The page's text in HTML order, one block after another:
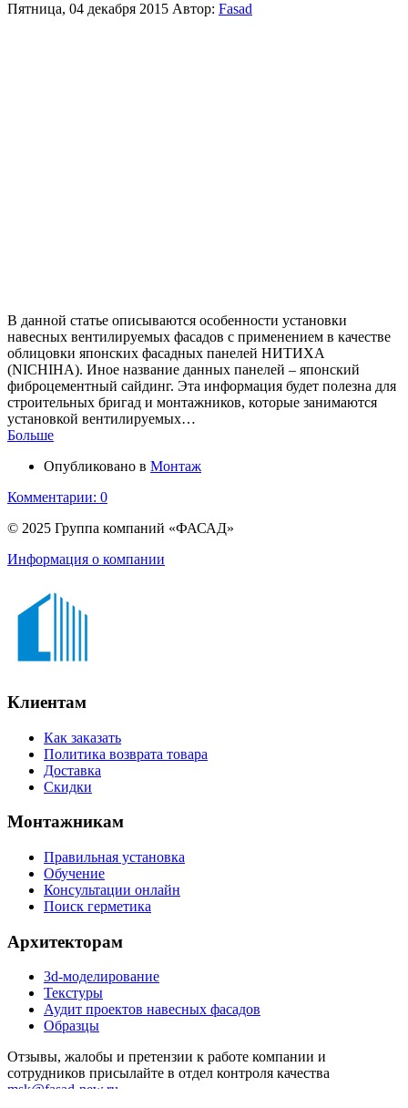
Пятница, 04 декабря 2015 Автор: Fasad
В данной статье описываются особенности установки
навесных вентилируемых фасадов с применением в качестве
облицовки японских фасадных панелей НИТИХА
(NICHIHA). Иное название данных панелей – японский
фиброцементный сайдинг. Эта информация будет полезна для
строительных бригад и монтажников, которые занимаются
установкой вентилируемых…
Больше
Опубликовано в Монтаж
Комментарии: 0
© 2025 Группа компаний «ФАСАД»
Информация о компании
Клиентам
Как заказать
Политика возврата товара
Доставка
Скидки
Монтажникам
Правильная установка
Обучение
Консультации онлайн
Поиск герметика
Архитекторам
3d-моделирование
Текстуры
Аудит проектов навесных фасадов
Образцы
Отзывы, жалобы и претензии к работе компании и
сотрудников присылайте в отдел контроля качества
msk@fasad-new.ru